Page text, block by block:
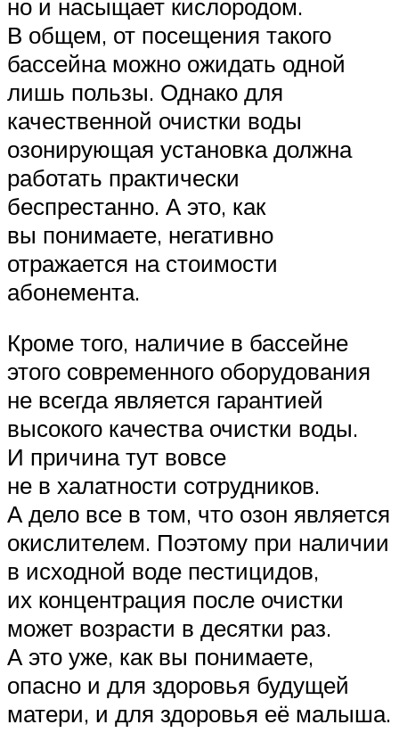
но и насыщает кислородом.
В общем, от посещения такого
бассейна можно ожидать одной
лишь пользы. Однако для
качественной очистки воды
озонирующая установка должна
работать практически
беспрестанно. А это, как
вы понимаете, негативно
отражается на стоимости
абонемента.
Кроме того, наличие в бассейне
этого современного оборудования
не всегда является гарантией
высокого качества очистки воды.
И причина тут вовсе
не в халатности сотрудников.
А дело все в том, что озон является
окислителем. Поэтому при наличии
в исходной воде пестицидов,
их концентрация после очистки
может возрасти в десятки раз.
А это уже, как вы понимаете,
опасно и для здоровья будущей
матери, и для здоровья её малыша.